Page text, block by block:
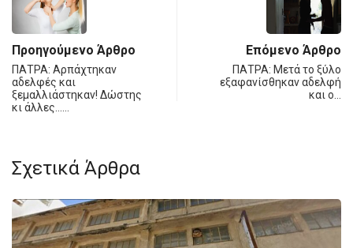
Προηγούμενο Άρθρο
ΠΑΤΡΑ: Αρπάχτηκαν
αδελφές και
ξεμαλλιάστηκαν! Δώστης
κι άλλες……
Επόμενο Άρθρο
ΠΑΤΡΑ: Μετά το ξύλο
εξαφανίσθηκαν αδελφή
και ο…
Σχετικά Άρθρα